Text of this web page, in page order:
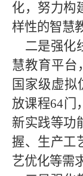
化，努力构
样性的智慧
二是强化
慧教育平台
国家级虚
放课程64门
新实践等功
握、生产工
艺优化等需